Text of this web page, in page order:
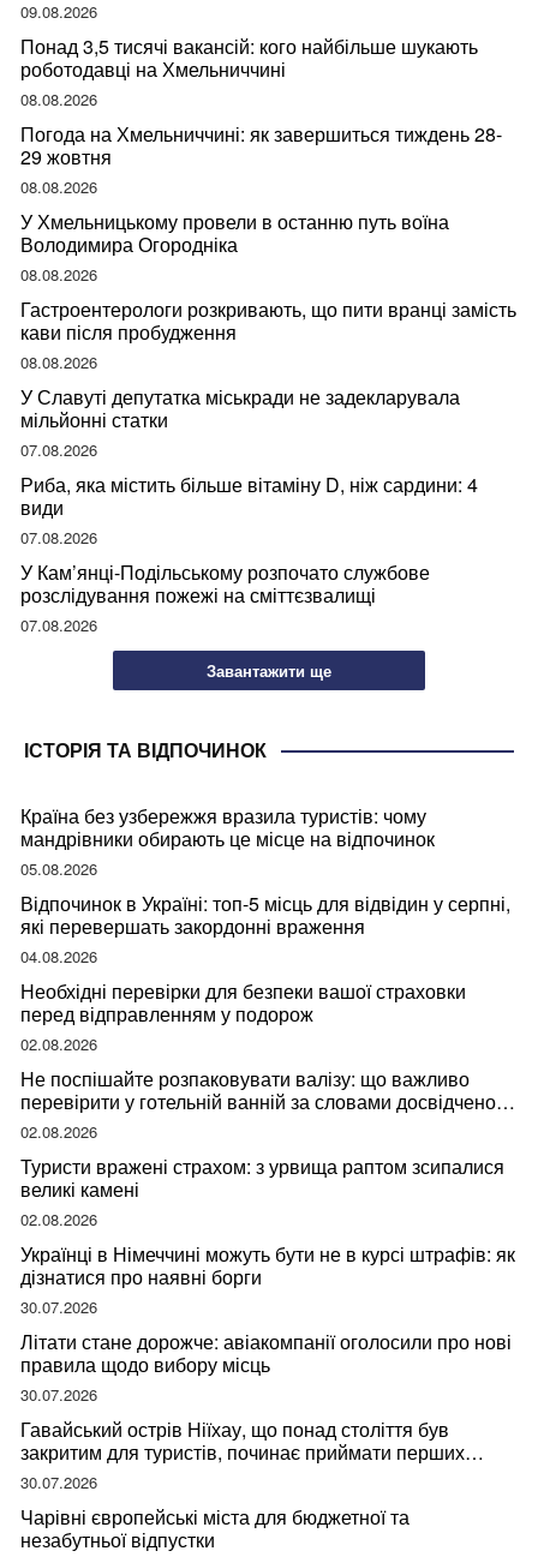
09.08.2026
Понад 3,5 тисячі вакансій: кого найбільше шукають
роботодавці на Хмельниччині
08.08.2026
Погода на Хмельниччині: як завершиться тиждень 28-
29 жовтня
08.08.2026
У Хмельницькому провели в останню путь воїна
Володимира Огородніка
08.08.2026
Гастроентерологи розкривають, що пити вранці замість
кави після пробудження
08.08.2026
У Славуті депутатка міськради не задекларувала
мільйонні статки
07.08.2026
Риба, яка містить більше вітаміну D, ніж сардини: 4
види
07.08.2026
У Кам’янці-Подільському розпочато службове
розслідування пожежі на сміттєзвалищі
07.08.2026
Завантажити ще
ІСТОРІЯ ТА ВІДПОЧИНОК
Країна без узбережжя вразила туристів: чому
мандрівники обирають це місце на відпочинок
05.08.2026
Відпочинок в Україні: топ-5 місць для відвідин у серпні,
які перевершать закордонні враження
04.08.2026
Необхідні перевірки для безпеки вашої страховки
перед відправленням у подорож
02.08.2026
Не поспішайте розпаковувати валізу: що важливо
перевірити у готельній ванній за словами досвідченої
мандрівниці
02.08.2026
Туристи вражені страхом: з урвища раптом зсипалися
великі камені
02.08.2026
Українці в Німеччині можуть бути не в курсі штрафів: як
дізнатися про наявні борги
30.07.2026
Літати стане дорожче: авіакомпанії оголосили про нові
правила щодо вибору місць
30.07.2026
Гавайський острів Ніїхау, що понад століття був
закритим для туристів, починає приймати перших
відвідувачів
30.07.2026
Чарівні європейські міста для бюджетної та
незабутньої відпустки